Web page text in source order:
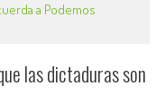
a Podemos
las dictaduras son